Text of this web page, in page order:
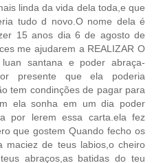
linda da vida dela toda,e que
tudo d novo.O nome dela é
15 anos dia 6 de agosto de
me ajudarem a REALIZAR O
santana e poder abraça-
presente que ela poderia
tem condinções de pagar para
ela sonha em um dia poder
por lerem essa carta.ela fez
que gostem Quando fecho os
maciez de teus labios,o cheiro
abraços,as batidas do teu